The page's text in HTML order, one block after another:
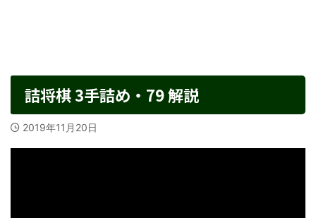
詰将棋 3手詰め・79 解説
2019年11月20日